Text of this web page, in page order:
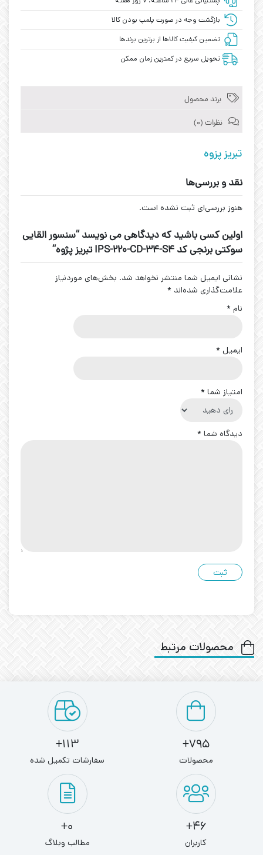
بازگشت وجه در صورت پلمپ بودن کالا
تضمین کیفیت کالاها از برترین برندها
تحویل سریع در کمترین زمان ممکن
برند محصول
نظرات (0)
تبریز پزوه
نقد و بررسی‌ها
هنوز بررسی‌ای ثبت نشده است.
اولین کسی باشید که دیدگاهی می نویسد “سنسور القایی
سوکتی برنجی کد IPS-220-CD-34-S4 تبریز پژوه”
نشانی ایمیل شما منتشر نخواهد شد. بخش‌های موردنیاز
علامت‌گذاری شده‌اند *
نام *
ایمیل *
امتیاز شما *
دیدگاه شما *
محصولات مرتبط
795+
محصولات
113+
سفارشات تکمیل شده
46+
کاربران
0+
مطالب وبلاگ